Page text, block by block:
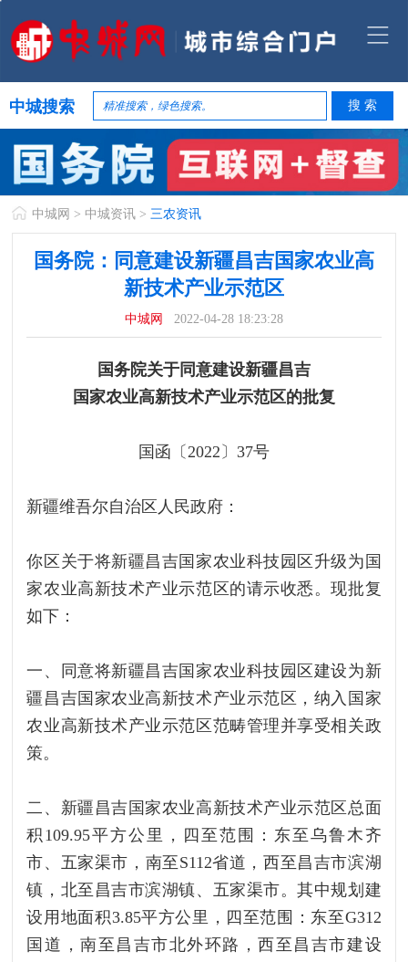
中城搜索
中城网 > 中城资讯 >三农资讯
国务院：同意建设新疆昌吉国家农业高
新技术产业示范区
中城网 2022-04-28 18:23:28
国务院关于同意建设新疆昌吉
国家农业高新技术产业示范区的批复
国函〔2022〕37号
新疆维吾尔自治区人民政府：
你区关于将新疆昌吉国家农业科技园区升级为国
家农业高新技术产业示范区的请示收悉。现批复
如下：
一、同意将新疆昌吉国家农业科技园区建设为新
疆昌吉国家农业高新技术产业示范区，纳入国家
农业高新技术产业示范区范畴管理并享受相关政
策。
二、新疆昌吉国家农业高新技术产业示范区总面
积109.95平方公里，四至范围：东至乌鲁木齐
市、五家渠市，南至S112省道，西至昌吉市滨湖
镇，北至昌吉市滨湖镇、五家渠市。其中规划建
设用地面积3.85平方公里，四至范围：东至G312
国道，南至昌吉市北外环路，西至昌吉市建设